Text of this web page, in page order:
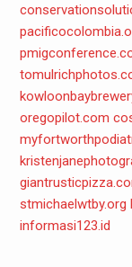
oregopilot.com
stmichaelwtby.org
informasi123.id